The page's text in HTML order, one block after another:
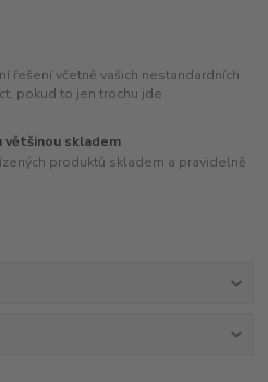
řešení včetně vašich nestandardních
pokud to jen trochu jde
většinou skladem
produktů skladem a pravidelně